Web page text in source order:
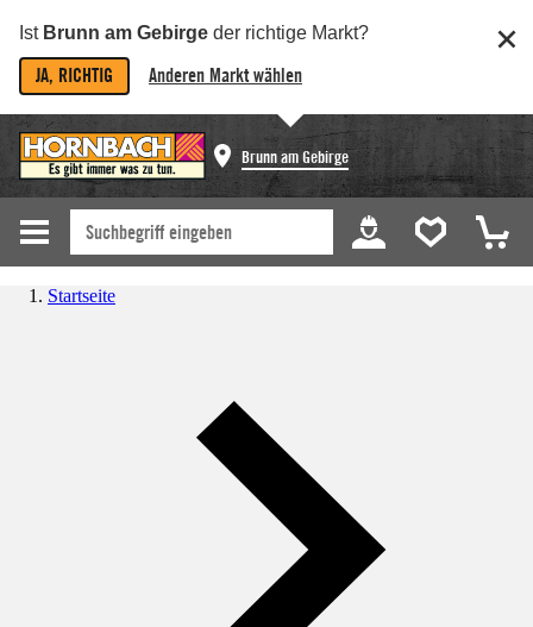
Ist Brunn am Gebirge der richtige Markt?
JA, RICHTIG Anderen Markt wählen
Brunn am Gebirge
Startseite